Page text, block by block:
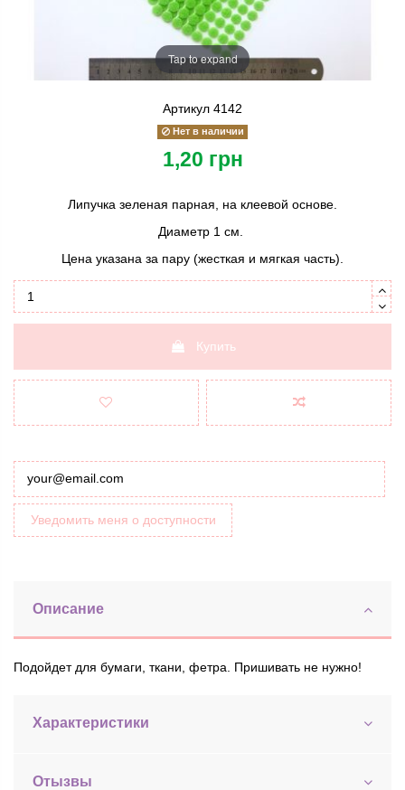
Tap to expand
Артикул 4142
Нет в наличии
1,20 грн
Липучка зеленая парная, на клеевой основе.
Диаметр 1 см.
Цена указана за пару (жесткая и мягкая часть).
Купить
Уведомить меня о доступности
Описание
Подойдет для бумаги, ткани, фетра. Пришивать не нужно!
Характеристики
Отызвы